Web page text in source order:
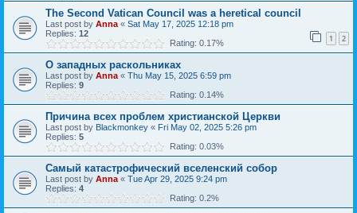
The Second Vatican Council was a heretical council
Last post by Anna « Sat May 17, 2025 12:18 pm
Replies: 12 1 2
Rating: 0.17%
О западных раскольниках
Last post by Anna « Thu May 15, 2025 6:59 pm
Replies: 9
Rating: 0.14%
Причина всех проблем христианской Церкви
Last post by Blackmonkey « Fri May 02, 2025 5:26 pm
Replies: 5
Rating: 0.03%
Самый катастрофический вселенский собор
Last post by Anna « Tue Apr 29, 2025 9:24 pm
Replies: 4
Rating: 0.2%